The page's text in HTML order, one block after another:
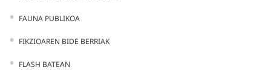
FAUNA PUBLIKOA
FIKZIOAREN BIDE BERRIAK
FLASH BATEAN